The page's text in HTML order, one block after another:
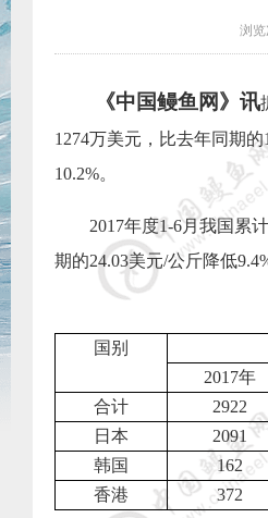
浏览
《中国鳗鱼网》讯
1274万美元，比去年同期的
10.2%。
2017年度1-6月我国累
期的24.03美元/公斤降低
国别
2017年
合计
2922
日本
2091
韩国
162
香港
372